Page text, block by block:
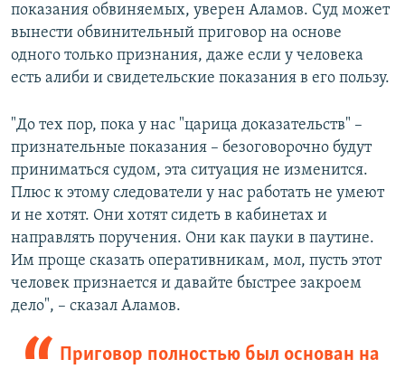
показания обвиняемых, уверен Аламов. Суд может
вынести обвинительный приговор на основе
одного только признания, даже если у человека
есть алиби и свидетельские показания в его пользу.
"До тех пор, пока у нас "царица доказательств" –
признательные показания – безоговорочно будут
приниматься судом, эта ситуация не изменится.
Плюс к этому следователи у нас работать не умеют
и не хотят. Они хотят сидеть в кабинетах и
направлять поручения. Они как пауки в паутине.
Им проще сказать оперативникам, мол, пусть этот
человек признается и давайте быстрее закроем
дело", – сказал Аламов.
Приговор полностью был основан на